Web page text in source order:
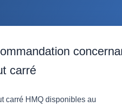
carré
carré HMQ disponibles au